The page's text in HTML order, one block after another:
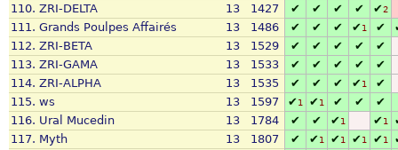
110. ZRI-DELTA 13 1427 ✔ ✔ ✔ ✔ ✔2
111. Grands Poulpes Affairés 13 1486 ✔ ✔ ✔ ✔1 ✔
112. ZRI-BETA 13 1529 ✔ ✔ ✔ ✔
✔
113. ZRI-GAMA 13 1533 ✔ ✔ ✔ ✔
✔
114. ZRI-ALPHA 13 1535 ✔ ✔ ✔ ✔1
✔
115. ws 13 1597 ✔1 ✔1 ✔ ✔ ✔
116. Ural Mucedin 13 1784 ✔ ✔ ✔1 ✔1
117. Myth 13 1807 ✔ ✔1 ✔1 ✔1 ✔1